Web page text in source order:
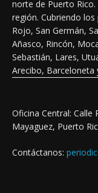
norte de Puerto
región. Cubriendo
Rojo, San Germán,
Añasco, Rincón,
Sebastián, Lares,
Arecibo, Barceloneta
Oficina Central: Calle
Mayaguez, Puerto
Contáctanos: